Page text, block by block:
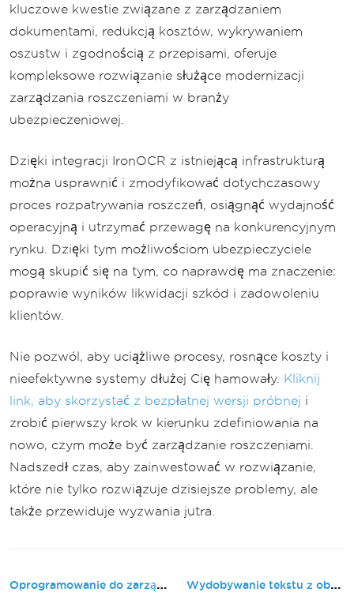
kluczowe kwestie związane z zarządzaniem
dokumentami, redukcją kosztów, wykrywaniem
oszustw i zgodnością z przepisami, oferuje
kompleksowe rozwiązanie służące modernizacji
zarządzania roszczeniami w branży
ubezpieczeniowej.
Dzięki integracji IronOCR z istniejącą infrastrukturą
można usprawnić i zmodyfikować dotychczasowy
proces rozpatrywania roszczeń, osiągnąć wydajność
operacyjną i utrzymać przewagę na konkurencyjnym
rynku. Dzięki tym możliwościom ubezpieczyciele
mogą skupić się na tym, co naprawdę ma znaczenie:
poprawie wyników likwidacji szkód i zadowoleniu
klientów.
Nie pozwól, aby uciążliwe procesy, rosnące koszty i
nieefektywne systemy dłużej Cię hamowały. Kliknij
link, aby skorzystać z bezpłatnej wersji próbnej i
zrobić pierwszy krok w kierunku zdefiniowania na
nowo, czym może być zarządzanie roszczeniami.
Nadszedł czas, aby zainwestować w rozwiązanie,
które nie tylko rozwiązuje dzisiejsze problemy, ale
także przewiduje wyzwania jutra.
Oprogramowanie do zarządzania pacjentami Wydobywanie tekstu z obrazu za pomo...